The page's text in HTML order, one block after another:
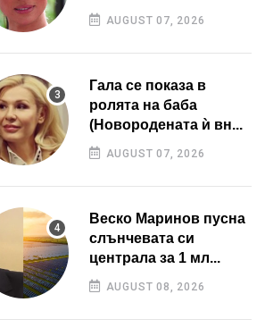
AUGUST 07, 2026
Гала се показа в
ролята на баба
(Новородената ѝ вн...
AUGUST 07, 2026
Веско Маринов пусна
слънчевата си
централа за 1 мл...
AUGUST 08, 2026